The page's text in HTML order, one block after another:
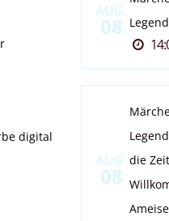
digital
AUG.
08
AUG.
08
die